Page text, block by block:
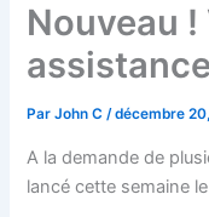
Nouveau
ParJohn C/décembre
A la demande de
lancé cette semaine le